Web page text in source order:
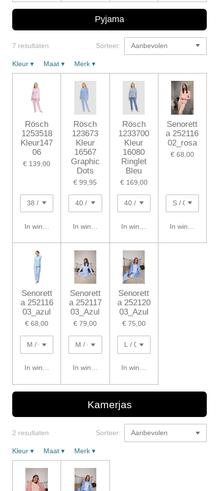
Pyjama
7 resultaten Sorteer:
Kleur ▾ Maat ▾ Merk ▾
Rösch
1253518
Kleur147
06
€ 139,00
In winkelwagen
Rösch
123673
Kleur
16567
Graphic
Dots
€ 99,95
In winkelwagen
Rösch
1233700
Kleur
16080
Ringlet
Bleu
€ 169,00
In winkelwagen
Senorett
a 252116
02_rosa
€ 68,00
In winkelwagen
Senorett
a 252116
03_azul
€ 68,00
In winkelwagen
Senorett
a 252117
03_Azul
€ 79,00
In winkelwagen
Senorett
a 252120
03_Azul
€ 75,00
In winkelwagen
Kamerjas
2 resultaten Sorteer:
Kleur ▾ Maat ▾ Merk ▾